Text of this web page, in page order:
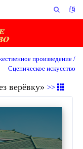
произведение /
Сценическое искусство
верёвку» >>